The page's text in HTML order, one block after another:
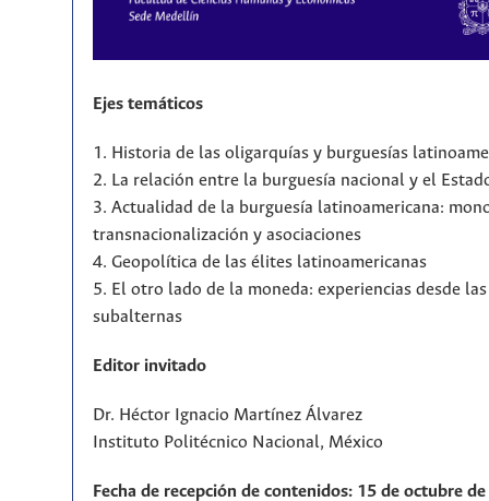
Ejes temáticos
1. Historia de las oligarquías y burguesías
2. La relación entre la burguesía nacional y el
3. Actualidad de la burguesía latinoamericana:
transnacionalización y asociaciones
4. Geopolítica de las élites latinoamericanas
5. El otro lado de la moneda: experiencias desde
subalternas
Editor invitado
Dr. Héctor Ignacio Martínez Álvarez
Instituto Politécnico Nacional, México
Fecha de recepción de contenidos: 15 de octubre